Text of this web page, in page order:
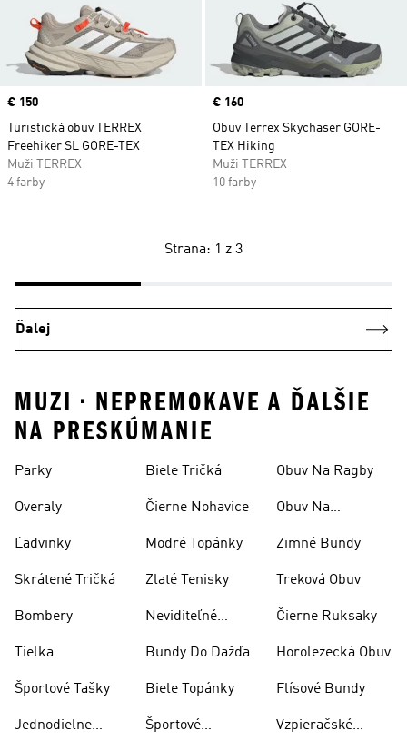
Price
€ 150
Turistická obuv TERREX
Freehiker SL GORE-TEX
Muži TERREX
4 farby
Price
€ 160
Obuv Terrex Skychaser GORE-
TEX Hiking
Muži TERREX
10 farby
Strana: 1 z 3
Ďalej
MUZI • NEPREMOKAVE A ĎALŠIE
NA PRESKÚMANIE
Parky
Overaly
Ľadvinky
Skrátené Tričká
Bombery
Tielka
Športové Tašky
Jednodielne
Biele Tričká
Čierne Nohavice
Modré Topánky
Zlaté Tenisky
Neviditeľné
Bundy Do Dažďa
Biele Topánky
Športové
Obuv Na Ragby
Obuv Na
Zimné Bundy
Treková Obuv
Čierne Ruksaky
Horolezecká Obuv
Flísové Bundy
Vzpieračské